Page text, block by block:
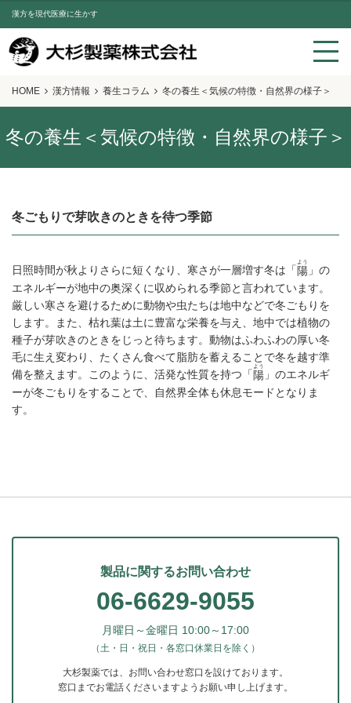
漢方を現代医療に生かす
HOME 漢方情報 養生コラム 冬の養生＜気候の特徴・自然界の様子＞
冬の養生＜気候の特徴・自然界の様子＞
冬ごもりで芽吹きのときを待つ季節
日照時間が秋よりさらに短くなり、寒さが一層増す冬は「陽
よう
」の
エネルギーが地中の奥深くに収められる季節と言われています。
厳しい寒さを避けるために動物や虫たちは地中などで冬ごもりを
します。また、枯れ葉は土に豊富な栄養を与え、地中では植物の
種子が芽吹きのときをじっと待ちます。動物はふわふわの厚い冬
毛に生え変わり、たくさん食べて脂肪を蓄えることで冬を越す準
備を整えます。このように、活発な性質を持つ「陽
よう
」のエネルギ
ーが冬ごもりをすることで、自然界全体も休息モードとなりま
す。
製品に関するお問い合わせ
06-6629-9055
月曜日～金曜日 10:00～17:00
（土・日・祝日・各窓口休業日を除く）
大杉製薬では、お問い合わせ窓口を設けております。
窓口までお電話くださいますようお願い申し上げます。